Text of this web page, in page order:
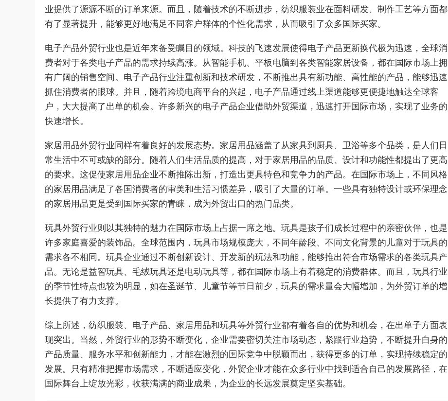
业提供了源源不断的订单来源。而且，随着技术的不断进步，纺织服装业在面料研发、制作工艺等方面都
有了显著提升，能够更好地满足不同客户群体的个性化需求，从而吸引了众多国际买家。
电子产品外贸行业也是近年来备受瞩目的领域。科技的飞速发展使得电子产品更新换代极为迅速，全球消
费者对于各类电子产品的需求持续高涨。从智能手机、平板电脑到各类智能家居设备，都在国际市场上拥
有广阔的销售空间。电子产品行业注重创新和技术研发，不断推出具有新功能、高性能的产品，能够迅速
抓住消费者的眼球。并且，随着跨境电商平台的兴起，电子产品通过线上渠道能够更便捷地触达全球客
户，大大提高了出单的机会。许多新兴的电子产品企业借助外贸渠道，迅速打开国际市场，实现了业务的
快速增长。
家居用品外贸行业同样有着良好的发展态势。家居用品涵盖了从家具到厨具、卫浴等多个品类，是人们日
常生活中不可或缺的部分。随着人们生活品质的提高，对于家居用品的品质、设计和功能性都提出了更高
的要求。这促使家居用品企业不断推陈出新，打造出更具特色和竞争力的产品。在国际市场上，不同风格
的家居用品满足了各国消费者的审美和生活习惯差异，吸引了大量的订单。一些具有独特设计或环保理念
的家居用品更是受到国际买家的青睐，成为外贸出口的热门品类。
玩具外贸行业则以其独特的魅力在国际市场上占据一席之地。玩具是孩子们成长过程中的亲密伙伴，也是
许多家庭喜爱的装饰品。全球范围内，玩具市场规模庞大，不同年龄段、不同文化背景的儿童对于玩具的
需求各不相同。玩具企业通过不断创新设计、开发新的玩法和功能，能够推出符合市场需求的各类玩具产
品。无论是益智玩具、毛绒玩具还是电动玩具等，都在国际市场上有着稳定的消费群体。而且，玩具行业
的季节性特点也较为明显，如在圣诞节、儿童节等节日前夕，玩具的需求量会大幅增加，为外贸订单的增
长提供了有力支撑。
综上所述，纺织服装、电子产品、家居用品和玩具等外贸行业都有着各自的优势和机会，在出单子方面表
现突出。当然，外贸行业的形势不断变化，企业需要密切关注市场动态，紧跟行业趋势，不断提升自身的
产品质量、服务水平和创新能力，才能在激烈的国际竞争中脱颖而出，获得更多的订单，实现持续稳定的
发展。只有精准把握市场需求，不断适应变化，外贸企业才能在众多行业中找到适合自己的发展路径，在
国际舞台上绽放光彩，收获满满的商业成果，为企业的长远发展奠定坚实基础。